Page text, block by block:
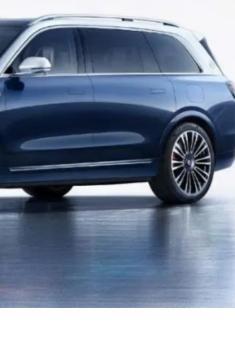
中生 在教室飲彈身亡